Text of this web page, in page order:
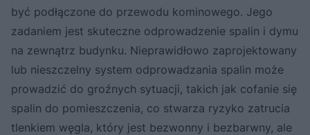
być podłączone do przewodu kominowego. Jego
zadaniem jest skuteczne odprowadzenie spalin i dymu
na zewnątrz budynku. Nieprawidłowo zaprojektowany
lub nieszczelny system odprowadzania spalin może
prowadzić do groźnych sytuacji, takich jak cofanie się
spalin do pomieszczenia, co stwarza ryzyko zatrucia
tlenkiem węgla, który jest bezwonny i bezbarwny, ale